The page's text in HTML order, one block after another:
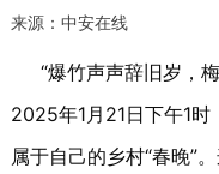
来源： 中安在线
“爆竹声声辞旧岁，梅
2025年1月21日下午1
属于自己的乡村“春晚”